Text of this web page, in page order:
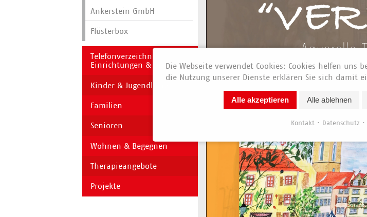
Ankerstein GmbH
Flüsterbox
Telefonverzeichnis
Einrichtungen & Dienste
Kinder & Jugendliche
Familien
Senioren
Wohnen & Begegnen
Therapieangebote
Projekte
Die Webseite verwendet Cookies: Cookies helfen uns
die Nutzung unserer Dienste erklären Sie sich damit
Alle akzeptieren Alle ablehnen
Kontakt Datenschutz